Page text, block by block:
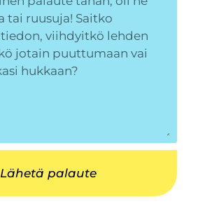
Lähetä palaute